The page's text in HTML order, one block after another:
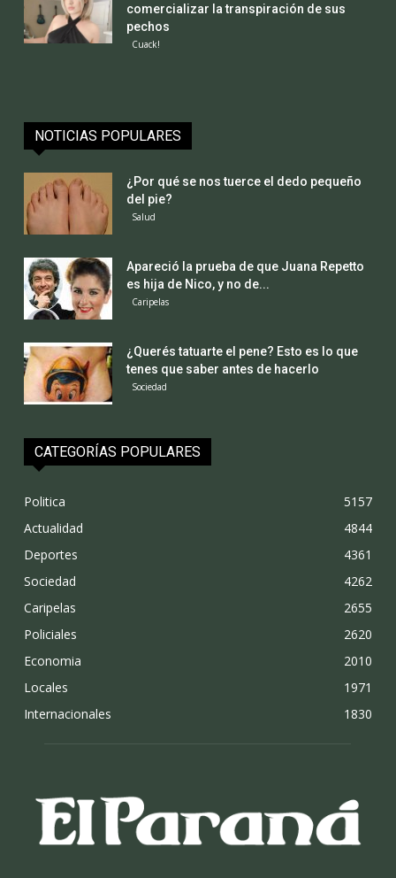
comercializar la transpiración de sus
pechos
Cuack!
NOTICIAS POPULARES
¿Por qué se nos tuerce el dedo pequeño
del pie?
Salud
Apareció la prueba de que Juana Repetto
es hija de Nico, y no de...
Caripelas
¿Querés tatuarte el pene? Esto es lo que
tenes que saber antes de hacerlo
Sociedad
CATEGORÍAS POPULARES
Politica
5157
Actualidad
4844
Deportes
4361
Sociedad
4262
Caripelas
2655
Policiales
2620
Economia
2010
Locales
1971
Internacionales
1830